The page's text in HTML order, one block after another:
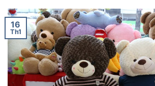
16
Th1